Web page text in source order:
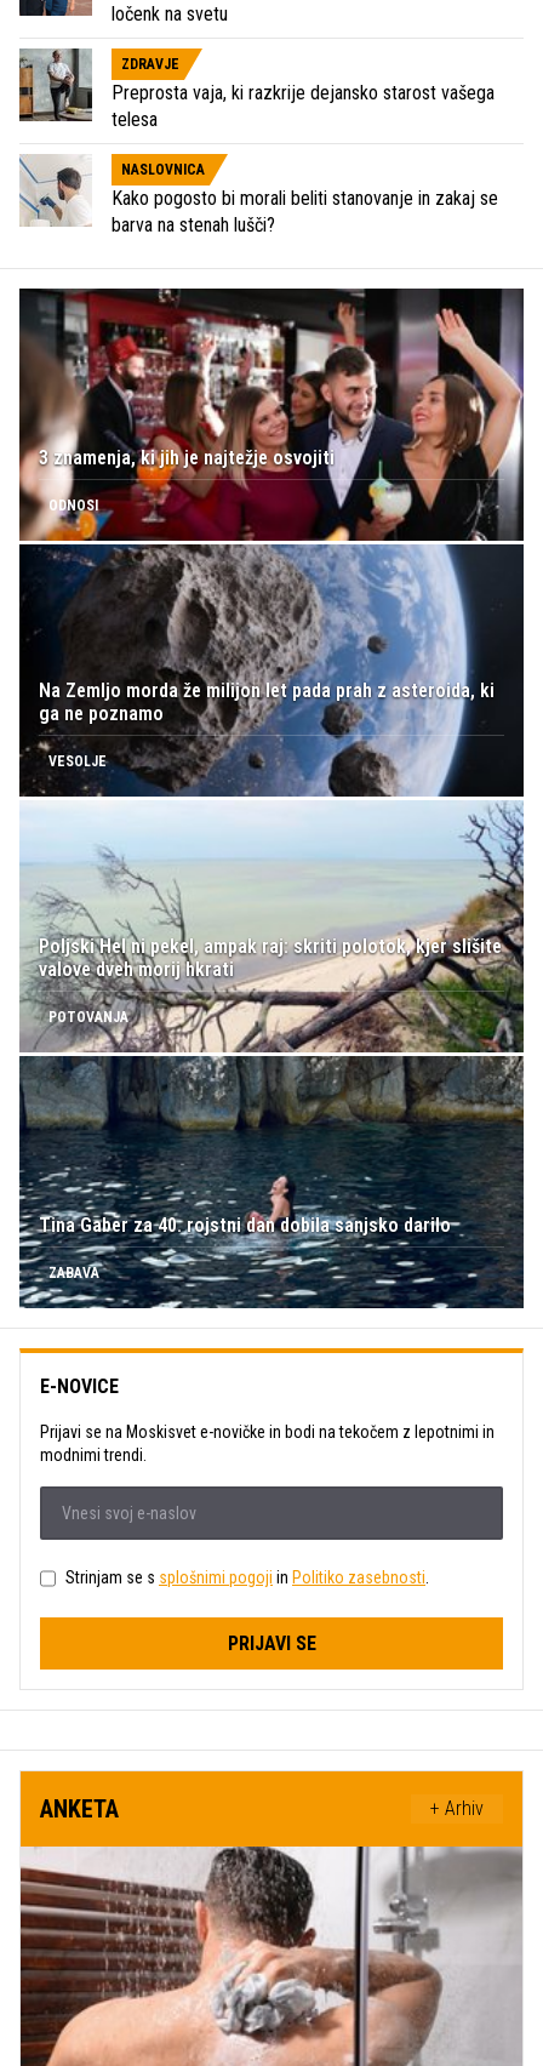
ločenk na svetu
ZDRAVJE
Preprosta vaja, ki razkrije dejansko starost vašega
telesa
NASLOVNICA
Kako pogosto bi morali beliti stanovanje in zakaj se
barva na stenah lušči?
3 znamenja, ki jih je najtežje osvojiti
ODNOSI
Na Zemljo morda že milijon let pada prah z asteroida, ki
ga ne poznamo
VESOLJE
Poljski Hel ni pekel, ampak raj: skriti polotok, kjer slišite
valove dveh morij hkrati
POTOVANJA
Tina Gaber za 40. rojstni dan dobila sanjsko darilo
ZABAVA
E-NOVICE
Prijavi se na Moskisvet e-novičke in bodi na tekočem z lepotnimi in
modnimi trendi.
Strinjam se s splošnimi pogoji in Politiko zasebnosti.
PRIJAVI SE
ANKETA + Arhiv